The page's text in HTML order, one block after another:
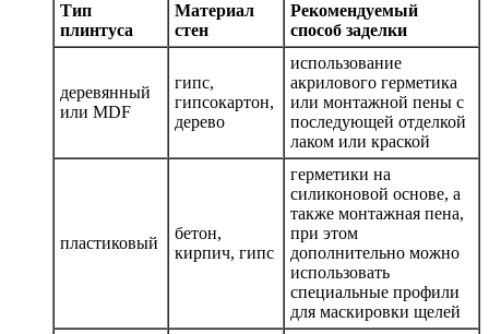
Тип
плинтуса
Материал
стен
Рекомендуемый
способ заделки
деревянный
или MDF
гипс,
гипсокартон,
дерево
использование
акрилового герметика
или монтажной пены с
последующей отделкой
лаком или краской
пластиковый
бетон,
кирпич, гипс
герметики на
силиконовой основе, а
также монтажная пена,
при этом
дополнительно можно
использовать
специальные профили
для маскировки щелей